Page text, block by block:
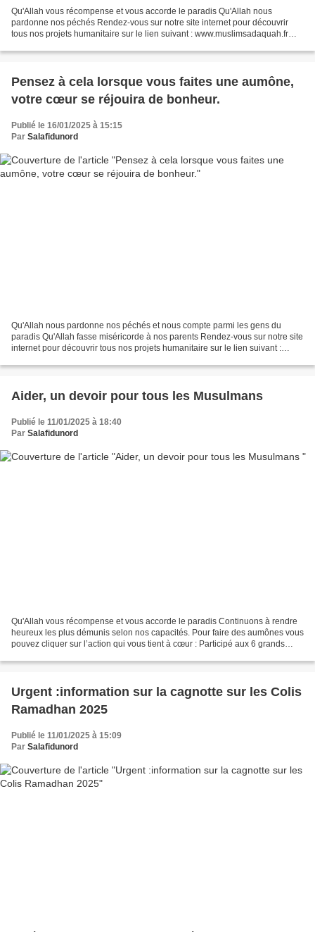
Qu'Allah vous récompense et vous accorde le paradis Qu'Allah nous
pardonne nos péchés Rendez-vous sur notre site internet pour découvrir
tous nos projets humanitaire sur le lien suivant : www.muslimsadaquah.fr
Pensez à cela lorsque vous faites une aumône,
votre cœur se réjouira de bonheur.
Publié le 16/01/2025 à 15:15
Par Salafidunord
Qu'Allah nous pardonne nos péchés et nous compte parmi les gens du
paradis Qu'Allah fasse miséricorde à nos parents Rendez-vous sur notre site
internet pour découvrir tous nos projets humanitaire sur le lien suivant :
Aider, un devoir pour tous les Musulmans
Publié le 11/01/2025 à 18:40
Par Salafidunord
Qu'Allah vous récompense et vous accorde le paradis Continuons à rendre
heureux les plus démunis selon nos capacités. Pour faire des aumônes vous
pouvez cliquer sur l’action qui vous tient à cœur : Participé aux 6 grands
grands-projets-en-60-jours.html...
Urgent :information sur la cagnotte sur les Colis
Ramadhan 2025
Publié le 11/01/2025 à 15:09
Par Salafidunord